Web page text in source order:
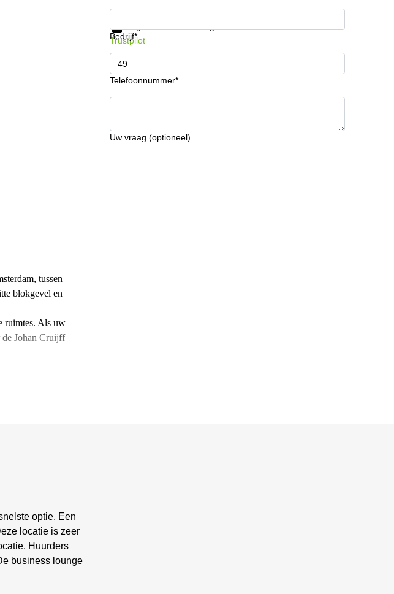
Bedrijf*
Telefoonnummer*
Uw vraag (optioneel)
Krijg informatie en prijzen
Trustpilot
tussen
blokgevel en
ruimtes. Als uw
de Johan Cruijff
optie. Een
locatie is zeer
Huurders
business lounge